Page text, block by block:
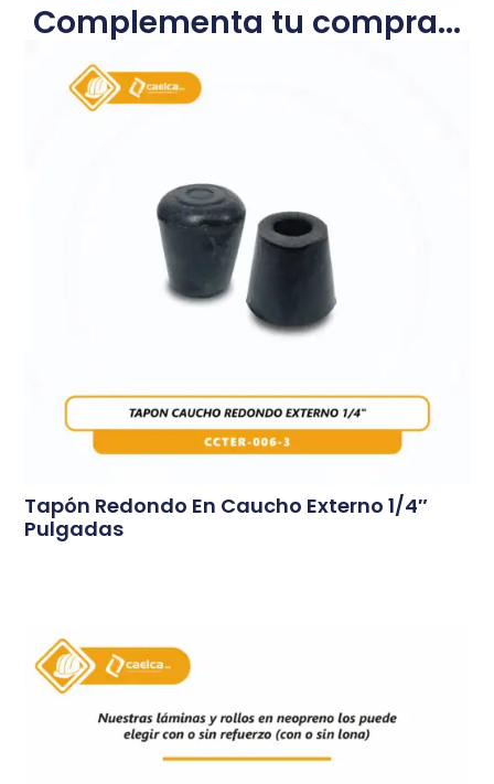
Complementa tu compra...
Tapón Redondo En Caucho Externo 1/4″
Pulgadas